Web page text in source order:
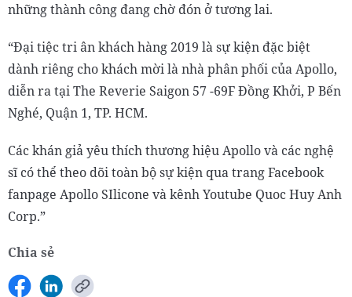
những thành công đang chờ đón ở tương lai.
“Đại tiệc tri ân khách hàng 2019 là sự kiện đặc biệt
dành riêng cho khách mời là nhà phân phối của Apollo,
diễn ra tại The Reverie Saigon 57 -69F Đồng Khởi, P Bến
Nghé, Quận 1, TP. HCM.
Các khán giả yêu thích thương hiệu Apollo và các nghệ
sĩ có thể theo dõi toàn bộ sự kiện qua trang Facebook
fanpage Apollo SIlicone và kênh Youtube Quoc Huy Anh
Corp.”
Chia sẻ